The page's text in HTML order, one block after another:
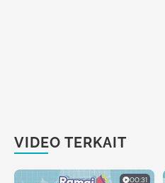
VIDEO TERKAIT
00:31